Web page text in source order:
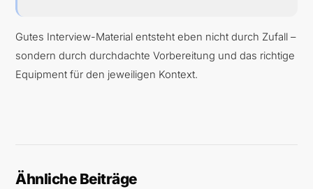
Gutes Interview-Material entsteht eben nicht durch Zufall –
sondern durch durchdachte Vorbereitung und das richtige
Equipment für den jeweiligen Kontext.
Ähnliche Beiträge